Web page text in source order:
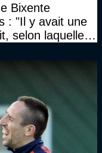
Bixente
: "Il y avait une
selon laquelle il